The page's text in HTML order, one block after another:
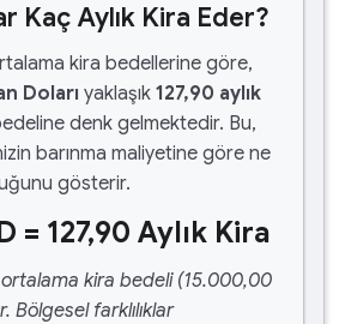
Kaç Aylık Kira Eder?
kira bedellerine göre,
Doları yaklaşık 127,90 aylık
denk gelmektedir. Bu,
barınma maliyetine göre ne
gösterir.
= 127,90 Aylık Kira
kira bedeli (15.000,00
Bölgesel farklılıklar